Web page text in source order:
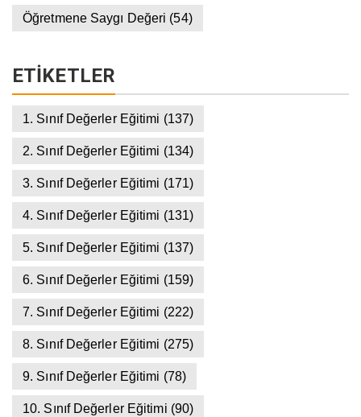
Öğretmene Saygı Değeri (54)
ETIKETLER
1. Sınıf Değerler Eğitimi (137)
2. Sınıf Değerler Eğitimi (134)
3. Sınıf Değerler Eğitimi (171)
4. Sınıf Değerler Eğitimi (131)
5. Sınıf Değerler Eğitimi (137)
6. Sınıf Değerler Eğitimi (159)
7. Sınıf Değerler Eğitimi (222)
8. Sınıf Değerler Eğitimi (275)
9. Sınıf Değerler Eğitimi (78)
10. Sınıf Değerler Eğitimi (90)